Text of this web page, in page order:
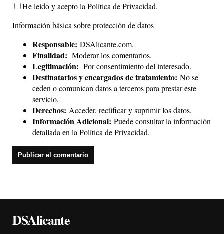
He leído y acepto la Política de Privacidad.
Información básica sobre protección de datos
Responsable: DSAlicante.com.
Finalidad: Moderar los comentarios.
Legitimación: Por consentimiento del interesado.
Destinatarios y encargados de tratamiento: No se
ceden o comunican datos a terceros para prestar este
servicio.
Derechos: Acceder, rectificar y suprimir los datos.
Información Adicional: Puede consultar la información
detallada en la Política de Privacidad.
DSAlicante